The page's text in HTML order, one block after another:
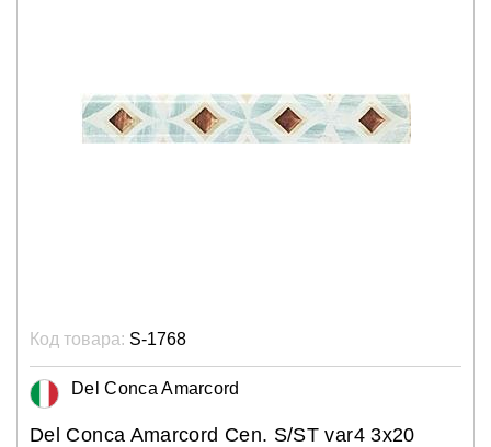
Код товара: S-1768
Del Conca Amarcord
Del Conca Amarcord Cen. S/ST var4 3x20